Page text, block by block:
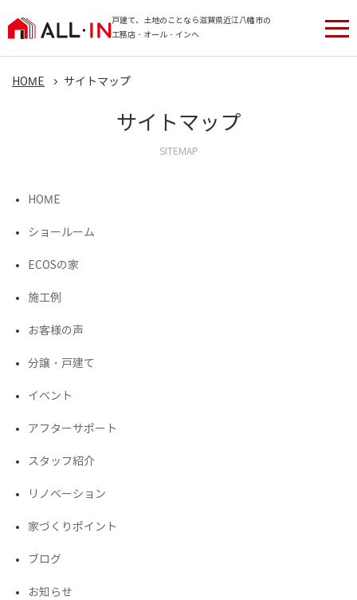
戸建て、土地のことなら滋賀県近江八幡市の
工務店・オール・インへ
HOME サイトマップ
サイトマップ
SITEMAP
HOME
ショールーム
ECOSの家
施工例
お客様の声
分譲・戸建て
イベント
アフターサポート
スタッフ紹介
リノベーション
家づくりポイント
ブログ
お知らせ